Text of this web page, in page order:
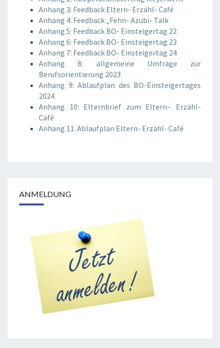
Anhang 3: Feedback Eltern- Erzähl- Café
Anhang 4: Feedback „Fehn- Azubi- Talk
Anhang 5: Feedback BO- Einsteigertag 22
Anhang 6: Feedback BO- Einsteigertag 23
Anhang 7: Feedback BO- Einsteigertag 24
Anhang 8: allgemeine Umfrage zur
Berufsorientierung 2023
Anhang 9: Ablaufplan des BO-Einsteigertages
2024
Anhang 10: Elternbrief zum Eltern– Erzähl-
Café
Anhang 11: Ablaufplan Eltern- Erzähl- Café
ANMELDUNG